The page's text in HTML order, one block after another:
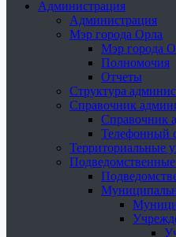
Администрация
Администрация
Мэр города Орла
Мэр города
Полномочия
Отчеты
Структура
Справочник
Справочник
Телефонный
Территориальные